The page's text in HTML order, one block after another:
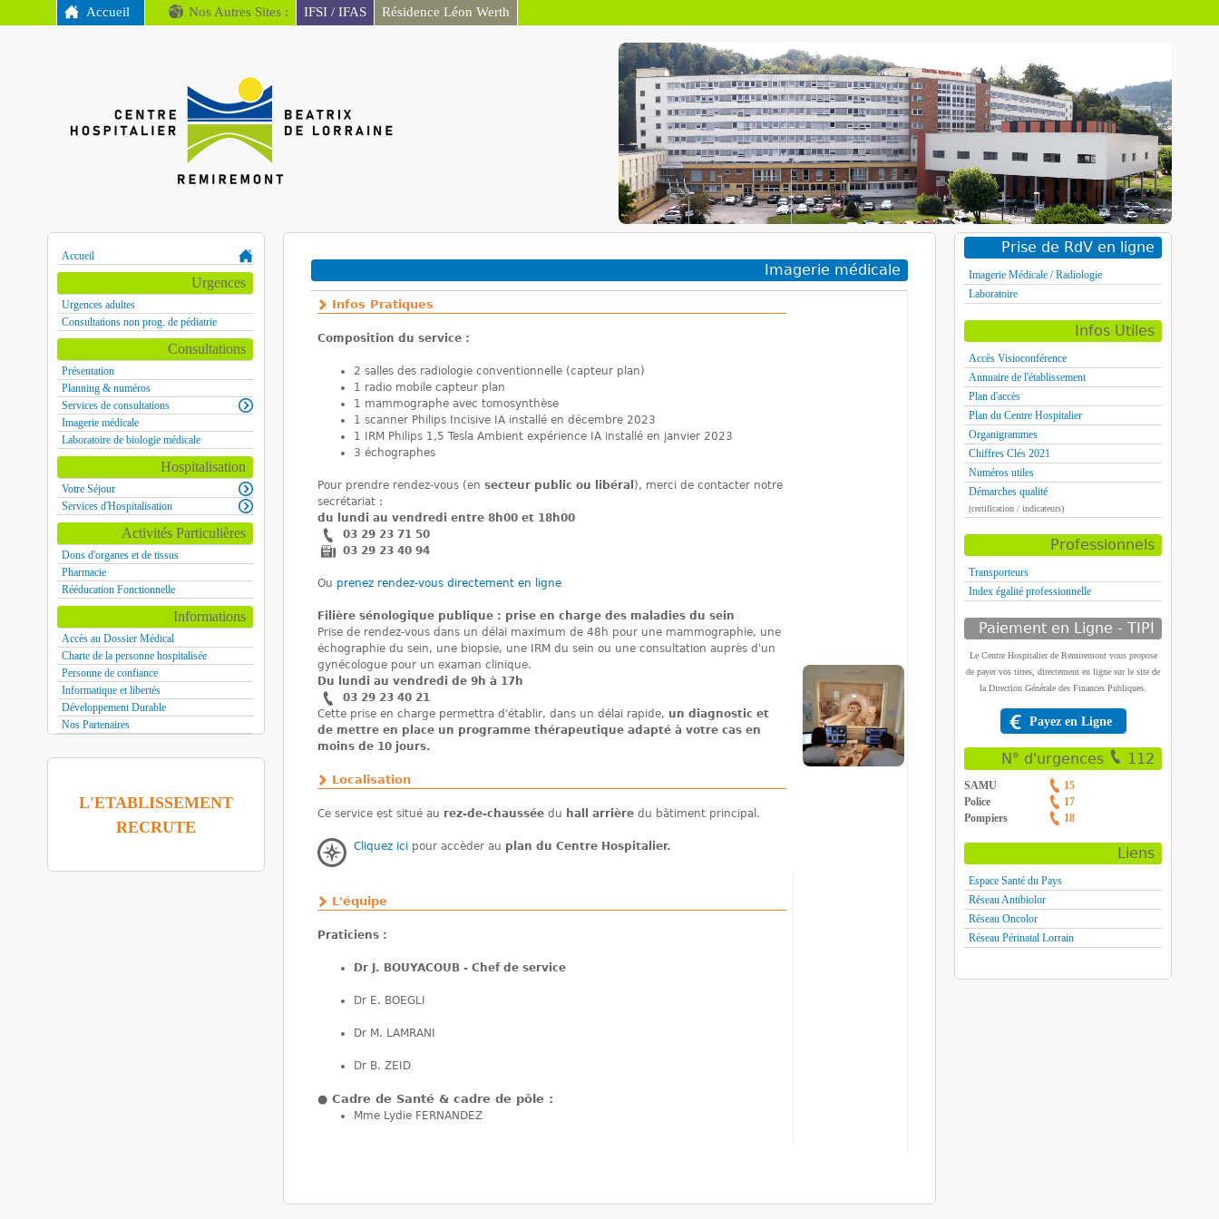
MENU PRINCIPAL
Accueil Nos Autres Sites : IFSI / IFAS Résidence Léon Werth
Remiremont
Imagerie médicale
Infos Pratiques
Composition du service :
2 salles des radiologie conventionnelle (capteur plan)
1 radio mobile capteur plan
1 mammographe avec tomosynthèse
1 scanner Philips Incisive IA installé en décembre 2023
1 IRM Philips 1,5 Tesla Ambient expérience IA installé en janvier 2023
3 échographes
Pour prendre rendez-vous (en secteur public ou libéral ), merci de contacter notre
secrétariat :
du lundi au vendredi entre 8h00 et 18h00
03 29 23 71 50
03 29 23 40 94
Ou prenez rendez-vous directement en ligne
Filière sénologique publique : prise en charge des maladies du sein
Prise de rendez-vous dans un délai maximum de 48h pour une mammographie, une
échographie du sein, une biopsie, une IRM du sein ou une consultation auprès d'un
gynécologue pour un examan clinique.
Du lundi au vendredi de 9h à 17h
03 29 23 40 21
Cette prise en charge permettra d'établir, dans un délai rapide, un diagnostic et
de mettre en place un programme thérapeutique adapté à votre cas en
moins de 10 jours.
Localisation
Ce service est situé au rez-de-chaussée du hall arrière du bâtiment principal.
Cliquez ici pour accèder au plan du Centre Hospitalier.
L'équipe
Praticiens :
Dr J. BOUYACOUB - Chef de service
Dr E. BOEGLI
Dr M. LAMRANI
Dr B. ZEID
● Cadre de Santé & cadre de pôle :
Mme Lydie FERNANDEZ
Accueil
Urgences
Urgences adultes
Consultations non prog. de pédiatrie
Consultations
Présentation
Planning & numéros
Services de consultations
Imagerie médicale
Laboratoire de biologie médicale
Hospitalisation
Votre Séjour
Services d'Hospitalisation
Activités Particulières
Dons d'organes et de tissus
Pharmacie
Rééducation Fonctionnelle
Informations
Accès au Dossier Médical
Charte de la personne hospitalisée
Personne de confiance
Informatique et libertés
Développement Durable
Nos Partenaires
L'ETABLISSEMENT
RECRUTE
Prise de RdV en ligne
Imagerie Médicale / Radiologie
Laboratoire
Infos Utiles
Accès Visioconférence
Annuaire de l'établissement
Plan d'accès
Plan du Centre Hospitalier
Organigrammes
Chiffres Clés 2021
Numéros utiles
Démarches qualité
(certification / indicateurs)
Professionnels
Transporteurs
Index égalité professionnelle
Paiement en Ligne - TIPI
Le Centre Hospitalier de Remiremont vous propose
de payer vos titres, directement en ligne sur le site de
la Direction Générale des Finances Publiques.
Payez en Ligne
N° d'urgences 112
SAMU
15
Police
17
Pompiers
18
Liens
Espace Santé du Pays
Réseau Antibiolor
Réseau Oncolor
Réseau Périnatal Lorrain